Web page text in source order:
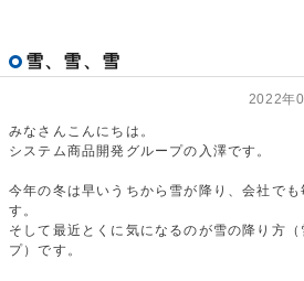
雪、雪、雪
2022年
みなさんこんにちは。
システム商品開発グループの入澤です。
今年の冬は早いうちから雪が降り、会社でも
す。
そして最近とくに気になるのが雪の降り方
プ）です。